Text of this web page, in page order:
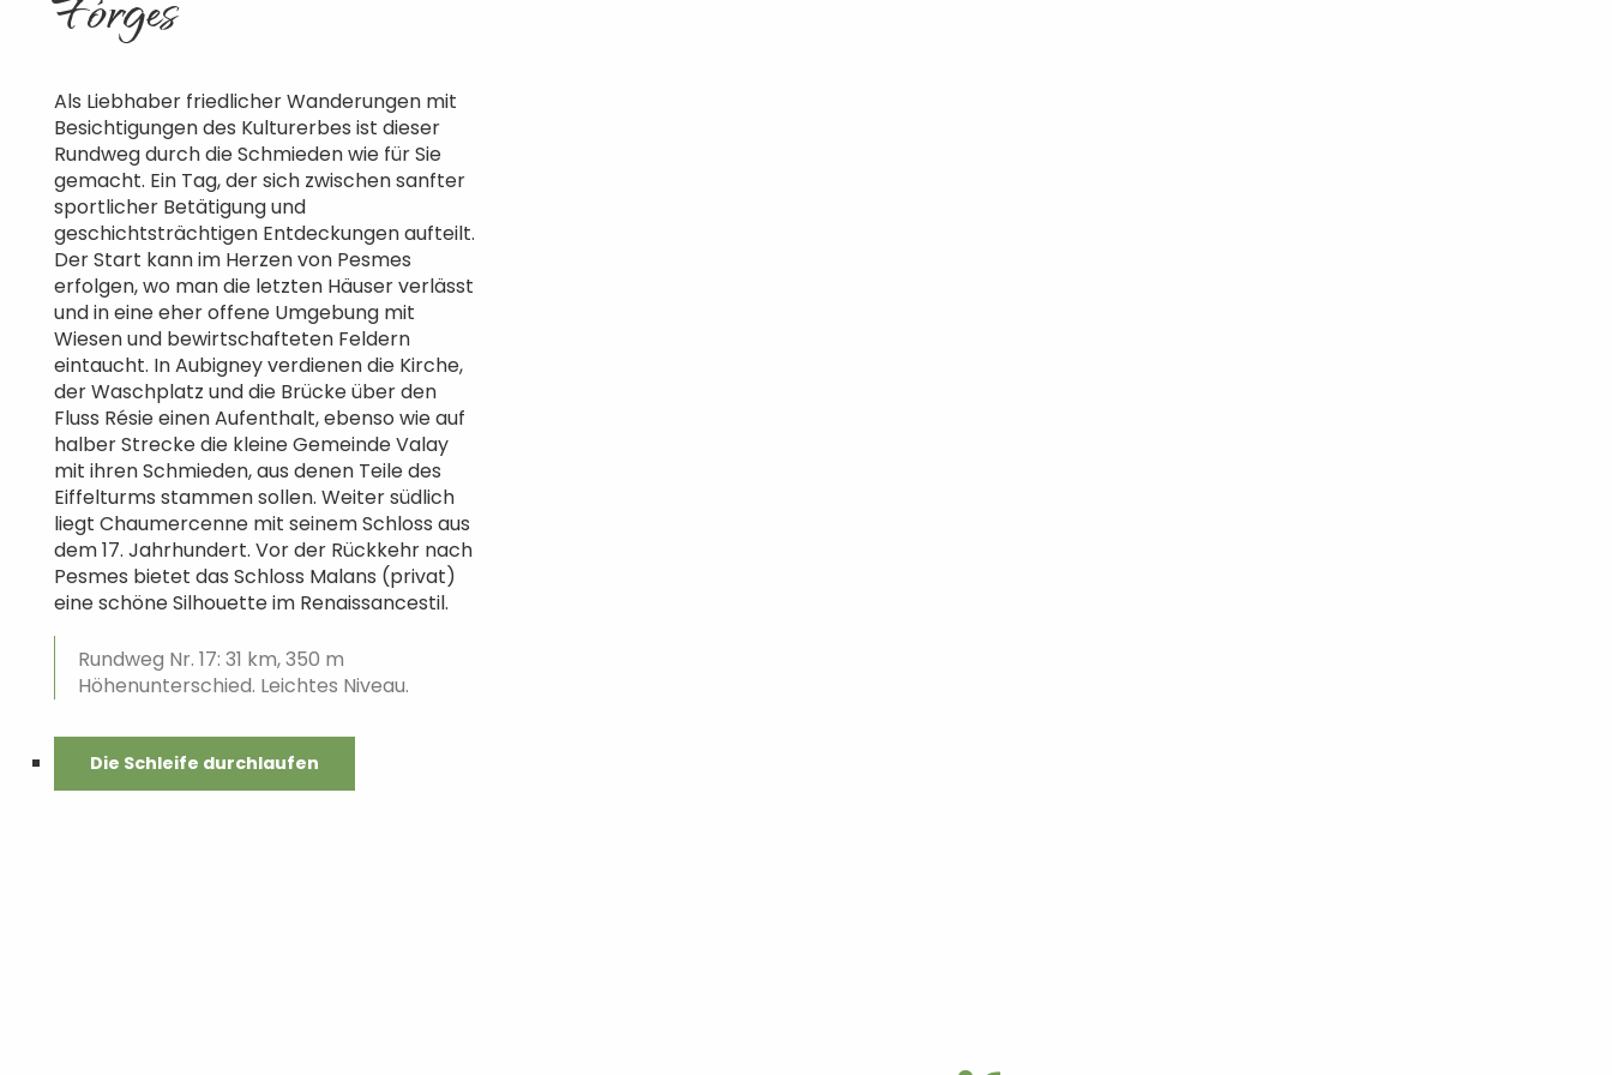
Als Liebhaber friedlicher Wanderungen mit
Besichtigungen des Kulturerbes ist dieser
Rundweg durch die Schmieden wie für Sie
gemacht. Ein Tag, der sich zwischen sanfter
sportlicher Betätigung und
geschichtsträchtigen Entdeckungen aufteilt.
Der Start kann im Herzen von Pesmes
erfolgen, wo man die letzten Häuser verlässt
und in eine eher offene Umgebung mit
Wiesen und bewirtschafteten Feldern
eintaucht. In Aubigney verdienen die Kirche,
der Waschplatz und die Brücke über den
Fluss Résie einen Aufenthalt, ebenso wie auf
halber Strecke die kleine Gemeinde Valay
mit ihren Schmieden, aus denen Teile des
Eiffelturms stammen sollen. Weiter südlich
liegt Chaumercenne mit seinem Schloss aus
dem 17. Jahrhundert. Vor der Rückkehr nach
Pesmes bietet das Schloss Malans (privat)
eine schöne Silhouette im Renaissancestil.
Rundweg Nr. 17: 31 km, 350 m
Höhenunterschied. Leichtes Niveau.
Die Schleife durchlaufen